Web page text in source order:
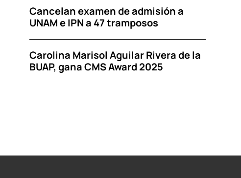
Cancelan examen de admisión a
UNAM e IPN a 47 tramposos
Carolina Marisol Aguilar Rivera de la
BUAP, gana CMS Award 2025